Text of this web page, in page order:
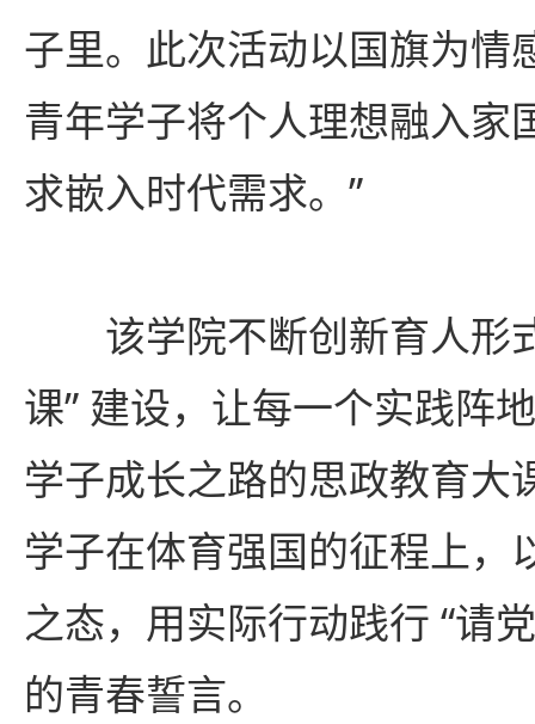
子里。此次活动以国旗为情
青年学子将个人理想融入家
求嵌入时代需求。”
该学院不断创新育人形
课” 建设，让每一个实践阵
学子成长之路的思政教育大
学子在体育强国的征程上，
之态，用实际行动践行 “请
的青春誓言。